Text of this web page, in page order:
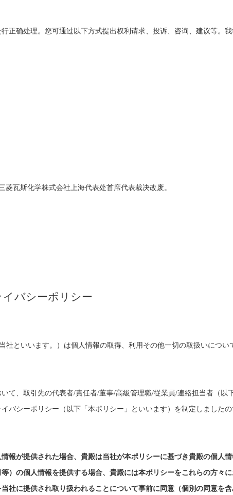
正确处理。您可通过以下方式提出权利请求、 投诉、咨询、建议等。
菱瓦斯化学株式会社上海代表处首席代表裁决改废。
イバシーポリシー
といいます。）は個人情報の取得、利用その他一切の取扱いについ
て、取引先の代表者/責任者/董事/高級管理職/従業員/連絡担当者（以
バシーポリシー（以下「本ポリシー」といいます）を制定しました
報が提供された場合、貴殿は当社が本ポリシーに基づき貴殿の個人
）の個人情報を提供する場合、貴殿には本ポリシーをこれらの方々
社に提供され取り扱われることについて事前に同意（個別の同意を